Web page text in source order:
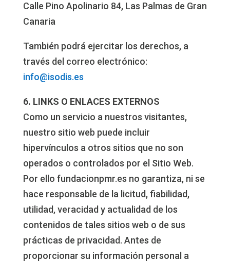
Calle Pino Apolinario 84, Las Palmas de Gran
Canaria
También podrá ejercitar los derechos, a
través del correo electrónico:
info@isodis.es
6. LINKS O ENLACES EXTERNOS
Como un servicio a nuestros visitantes,
nuestro sitio web puede incluir
hipervínculos a otros sitios que no son
operados o controlados por el Sitio Web.
Por ello fundacionpmr.es no garantiza, ni se
hace responsable de la licitud, fiabilidad,
utilidad, veracidad y actualidad de los
contenidos de tales sitios web o de sus
prácticas de privacidad. Antes de
proporcionar su información personal a